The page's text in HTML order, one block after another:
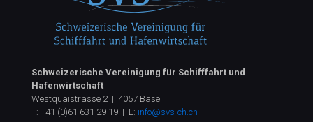
Schweizerische Vereinigung für Schifffahrt und
Hafenwirtschaft
Westquaistrasse 2 | 4057 Basel
T: +41 (0)61 631 29 19 | E: info@svs-ch.ch